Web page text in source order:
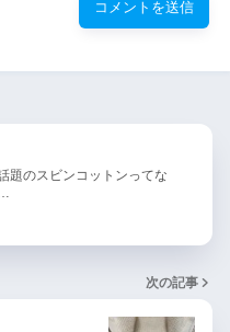
題のスビンコットンってな
次の記事